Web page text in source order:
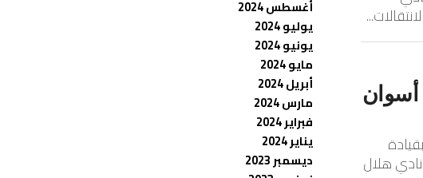
أسوان
هلال
أغسطس 2024
يوليو 2024
يونيو 2024
مايو 2024
أبريل 2024
مارس 2024
فبراير 2024
يناير 2024
ديسمبر 2023